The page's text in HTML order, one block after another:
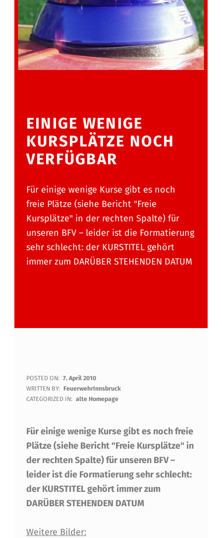
EINIGE WENIGE
KURSPLÄTZE NOCH
VERFÜGBAR
Für einige wenige Kurse gibt es noch
freie Plätze (siehe Bericht "Freie
Kursplätze" in der rechten Spalte) für
unseren BFV – leider ist die Formatierung
sehr schlecht: der KURSTITEL gehört
immer zum DARÜBER STEHENDEN DATUM
E
I
I
G
E
W
E
N
POSTED ON: 7. April 2010
WRITTEN BY: FeuerwehrInnsbruck
CATEGORIZED IN: alte Homepage
Für einige wenige Kurse gibt es noch freie
Plätze (siehe Bericht "Freie Kursplätze" in
der rechten Spalte) für unseren BFV –
leider ist die Formatierung sehr schlecht:
der KURSTITEL gehört immer zum
DARÜBER STEHENDEN DATUM
Weitere Bilder: